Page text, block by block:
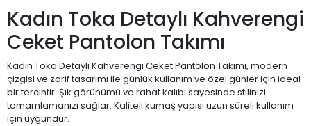
Kadın Toka Detaylı Kahverengi
Ceket Pantolon Takımı
Kadın Toka Detaylı Kahverengi Ceket Pantolon Takımı, modern
çizgisi ve zarif tasarımı ile günlük kullanım ve özel günler için ideal
bir tercihtir. Şık görünümü ve rahat kalıbı sayesinde stilinizi
tamamlamanızı sağlar. Kaliteli kumaş yapısı uzun süreli kullanım
için uygundur.